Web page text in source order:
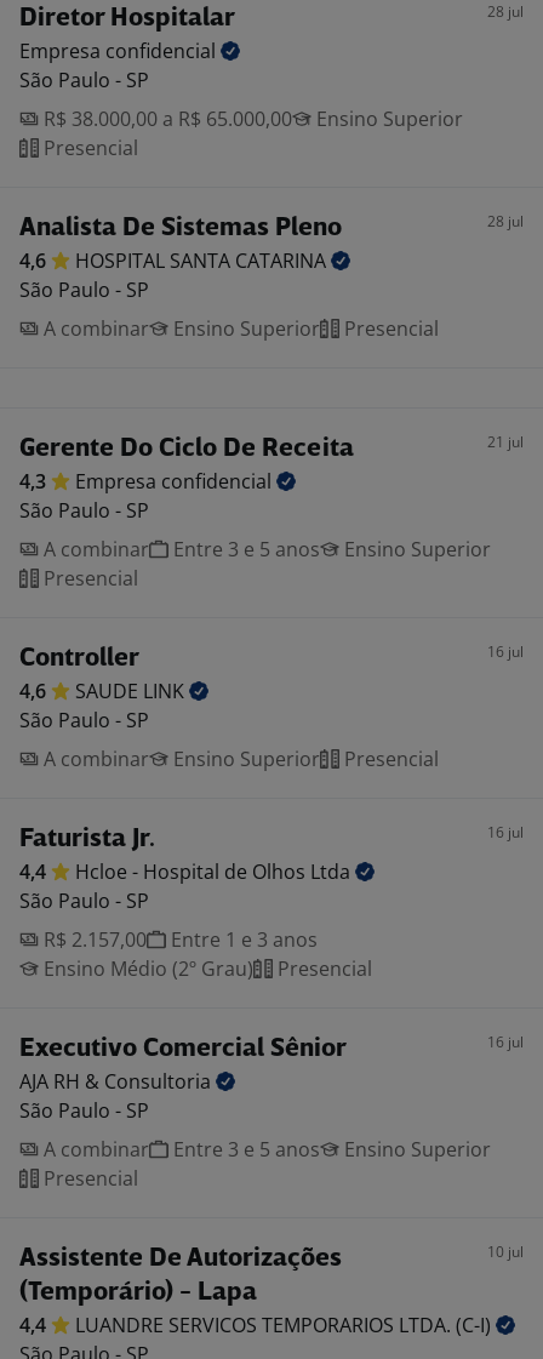
Diretor Hospitalar 28 jul
Empresa confidencial
São Paulo - SP
R$ 38.000,00 a R$ 65.000,00
Ensino Superior
Presencial
Analista De Sistemas Pleno 28 jul
4,6 HOSPITAL SANTA CATARINA
São Paulo - SP
A combinar
Ensino Superior Presencial
Gerente Do Ciclo De Receita 21 jul
4,3 Empresa confidencial
São Paulo - SP
A combinar
Entre 3 e 5 anos
Ensino Superior
Presencial
Controller 16 jul
4,6 SAUDE LINK
São Paulo - SP
A combinar
Ensino Superior Presencial
Faturista Jr. 16 jul
4,4 Hcloe - Hospital de Olhos Ltda
São Paulo - SP
R$ 2.157,00
Entre 1 e 3 anos
Ensino Médio (2º Grau)
Presencial
Executivo Comercial Sênior 16 jul
AJA RH & Consultoria
São Paulo - SP
A combinar
Entre 3 e 5 anos
Ensino Superior
Presencial
Assistente De Autorizações
(Temporário) - Lapa
10 jul
4,4 LUANDRE SERVICOS TEMPORARIOS LTDA. (C-I)